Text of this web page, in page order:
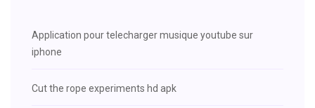
Application pour telecharger musique youtube sur
iphone
Cut the rope experiments hd apk